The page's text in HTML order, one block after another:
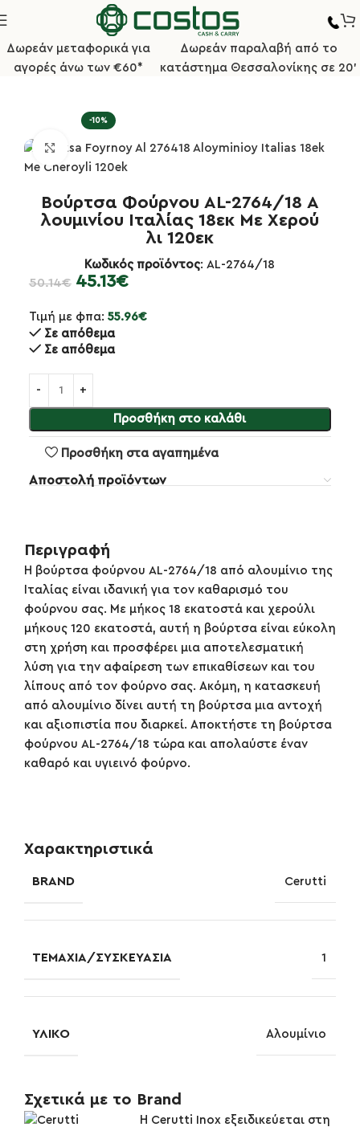
Δωρεάν μεταφορικά για
αγορές άνω των €60*
Δωρεάν παραλαβή από το
κατάστημα Θεσσαλονίκης σε 20'
Αρχική σελίδα Κουζίνα Εργαλεία Πίτσας
-10%
Κλικ για μεγέθυνση
Βούρτσα Φούρνου AL-2764/18 Α
λουμινίου Ιταλίας 18εκ Με Χερού
λι 120εκ
Κωδικός προϊόντος: AL-2764/18
50.14€ 45.13€
Τιμή με φπα: 55.96€
Σε απόθεμα
Σε απόθεμα
Προσθήκη στο καλάθι
Προσθήκη στα αγαπημένα
Αποστολή προϊόντων
Περιγραφή
Η βούρτσα φούρνου AL-2764/18 από αλουμίνιο της
Ιταλίας είναι ιδανική για τον καθαρισμό του
φούρνου σας. Με μήκος 18 εκατοστά και χερούλι
μήκους 120 εκατοστά, αυτή η βούρτσα είναι εύκολη
στη χρήση και προσφέρει μια αποτελεσματική
λύση για την αφαίρεση των επικαθίσεων και του
λίπους από τον φούρνο σας. Ακόμη, η κατασκευή
από αλουμίνιο δίνει αυτή τη βούρτσα μια αντοχή
και αξιοπιστία που διαρκεί. Αποκτήστε τη βούρτσα
φούρνου AL-2764/18 τώρα και απολαύστε έναν
καθαρό και υγιεινό φούρνο.
Χαρακτηριστικά
BRAND Cerutti
ΤΕΜΆΧΙΑ/ΣΥΣΚΕΥΑΣΊΑ 1
ΥΛΙΚΌ Αλουμίνιο
Σχετικά με το Brand
Η Cerutti Inox εξειδικεύεται στη